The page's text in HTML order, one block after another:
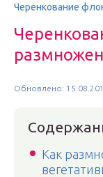
Черенкование
Обновлено:
Как